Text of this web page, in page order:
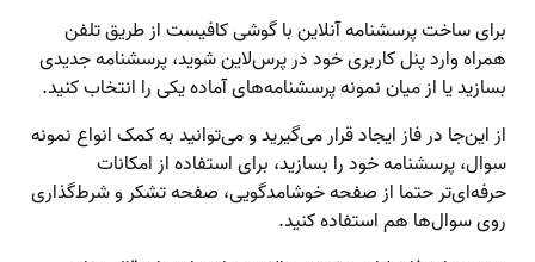
برای ساخت پرسشنامه آنلاین با گوشی کافیست از طریق تلفن
همراه وارد پنل کاربری خود در پرس‌لاین شوید، پرسشنامه جدیدی
بسازید یا از میان نمونه پرسشنامه‌های آماده یکی را انتخاب کنید.
از این‌جا در فاز ایجاد قرار می‌گیرید و می‌توانید به کمک انواع نمونه
سوال، پرسشنامه خود را بسازید، برای استفاده از امکانات
حرفه‌ای‌تر حتما از صفحه خوشامدگویی، صفحه تشکر و شرط‌گذاری
روی سوال‌ها هم استفاده کنید.